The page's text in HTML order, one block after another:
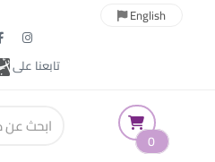
تابعنا على
English
0